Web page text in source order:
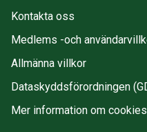
Kontakta oss
Medlems -och
Allmänna villkor
Dataskyddsförordningen
Mer information om cookies